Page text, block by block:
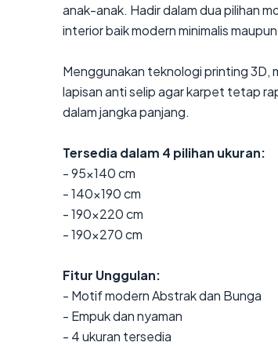
anak-anak. Hadir dalam dua pilihan
interior baik modern minimalis
Menggunakan teknologi printing
lapisan anti selip agar karpet tetap
dalam jangka panjang.
Tersedia dalam 4 pilihan ukuran:
- 95x140 cm
- 140x190 cm
- 190x220 cm
- 190x270 cm
Fitur Unggulan:
- Motif modern Abstrak dan Bunga
- Empuk dan nyaman
- 4 ukuran tersedia